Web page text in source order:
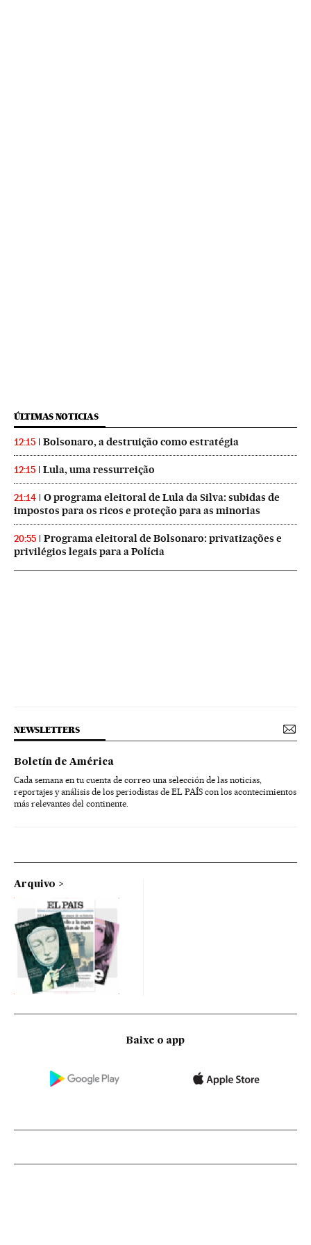
ÚLTIMAS NOTICIAS
12:15 Bolsonaro, a destruição como estratégia
12:15 Lula, uma ressurreição
21:14
O programa eleitoral de Lula da Silva: subidas de
impostos para os ricos e proteção para as minorias
20:55
Programa eleitoral de Bolsonaro: privatizações e
privilégios legais para a Polícia
NEWSLETTERS
Boletín de América
Cada semana en tu cuenta de correo una selección de las noticias,
reportajes y análisis de los periodistas de EL PAÍS con los acontecimientos
más relevantes del continente.
Arquivo
Baixe o app